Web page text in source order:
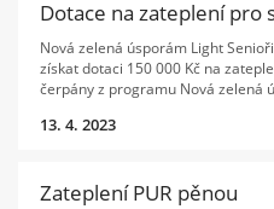
Dotace na zateplení pro
Nová zelená úsporám Light
získat dotaci 150 000 Kč na
čerpány z programu Nová zelená
13. 4. 2023
Zateplení PUR pěnou